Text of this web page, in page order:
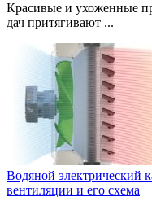
Красивые и ухоженные
дач притягивают ...
Водяной электрический
вентиляции и его схема